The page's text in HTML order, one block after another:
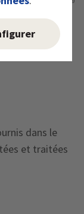
dans le
et traitées